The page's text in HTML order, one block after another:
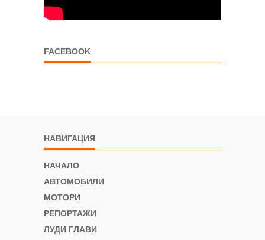
FACEBOOK
НАВИГАЦИЯ
НАЧАЛО
АВТОМОБИЛИ
МОТОРИ
РЕПОРТАЖИ
ЛУДИ ГЛАВИ